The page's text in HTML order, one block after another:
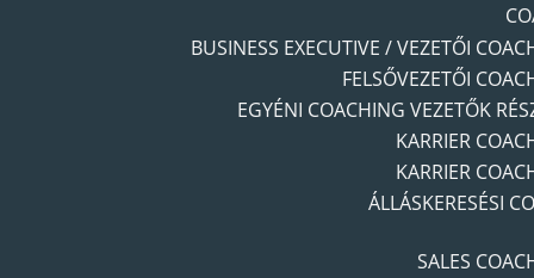
BUSINESS EXECUTIVE / VEZETŐI
FELSŐVEZETŐI
EGYÉNI COACHING VEZETŐK
KARRIER
KARRIER
ÁLLÁSKERESÉSI
SALES